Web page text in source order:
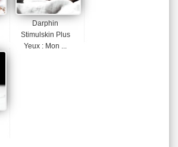
Darphin
Stimulskin Plus
Yeux : Mon ...